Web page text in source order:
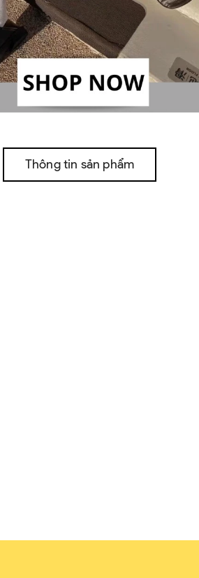
Thông tin sản phẩm